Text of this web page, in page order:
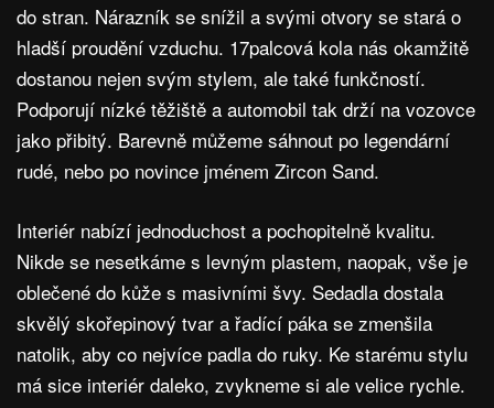
do stran. Nárazník se snížil a svými otvory se stará o
hladší proudění vzduchu. 17palcová kola nás okamžitě
dostanou nejen svým stylem, ale také funkčností.
Podporují nízké těžiště a automobil tak drží na vozovce
jako přibitý. Barevně můžeme sáhnout po legendární
rudé, nebo po novince jménem Zircon Sand.
Interiér nabízí jednoduchost a pochopitelně kvalitu.
Nikde se nesetkáme s levným plastem, naopak, vše je
oblečené do kůže s masivními švy. Sedadla dostala
skvělý skořepinový tvar a řadící páka se zmenšila
natolik, aby co nejvíce padla do ruky. Ke starému stylu
má sice interiér daleko, zvykneme si ale velice rychle.